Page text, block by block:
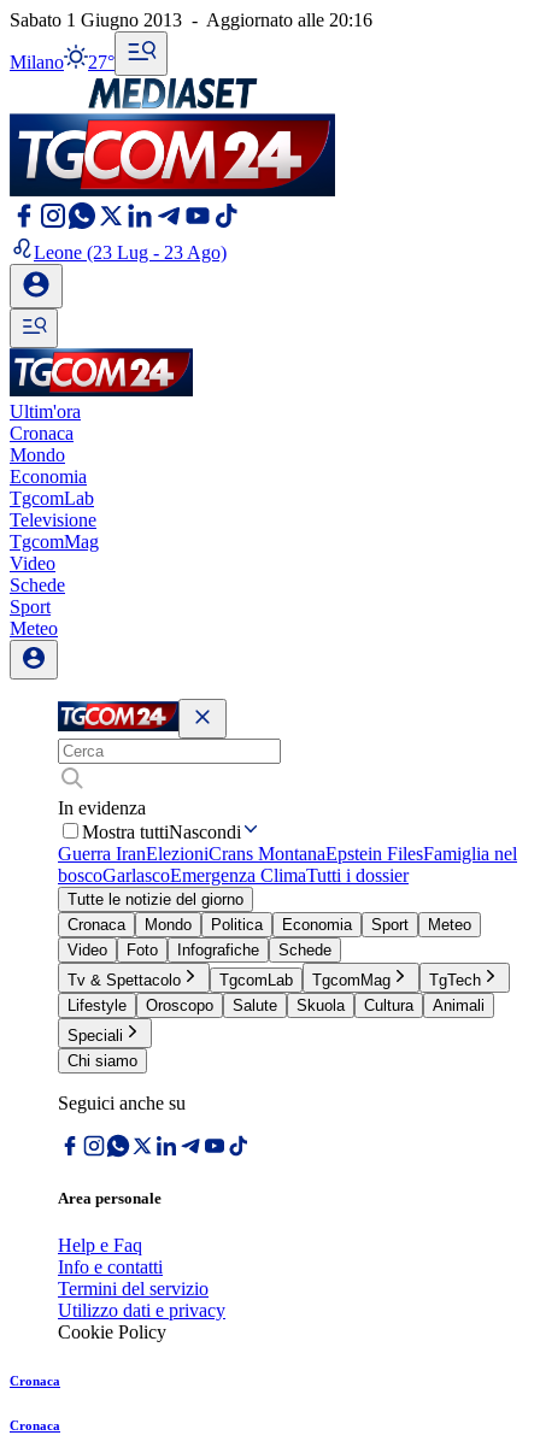
Sabato 1 Giugno 2013 - Aggiornato alle 20:16
Milano 27°
Leone (23 Lug - 23 Ago)
Ultim'ora
Cronaca
Mondo
Economia
TgcomLab
Televisione
TgcomMag
Video
Schede
Sport
Meteo
In evidenza
Mostra tuttiNascondi
Guerra IranElezioniCrans MontanaEpstein FilesFamiglia nel
boscoGarlascoEmergenza ClimaTutti i dossier
Tutte le notizie del giorno
Cronaca
Mondo Politica Economia Sport
Meteo
Video
Foto Infografiche
Schede
Tv & Spettacolo
TgcomLab TgcomMag
TgTech
Lifestyle
Oroscopo Salute Skuola Cultura
Animali
Speciali
Chi siamo
Seguici anche su
Area personale
Help e Faq
Info e contatti
Termini del servizio
Utilizzo dati e privacy
Cookie Policy
Cronaca
Cronaca